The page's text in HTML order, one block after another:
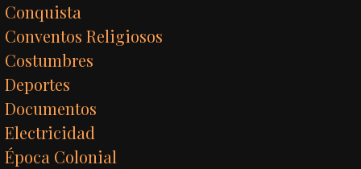
Conquista
Conventos Religiosos
Costumbres
Deportes
Documentos
Electricidad
Época Colonial